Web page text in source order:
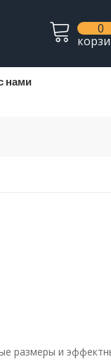
0
нами
размеры и